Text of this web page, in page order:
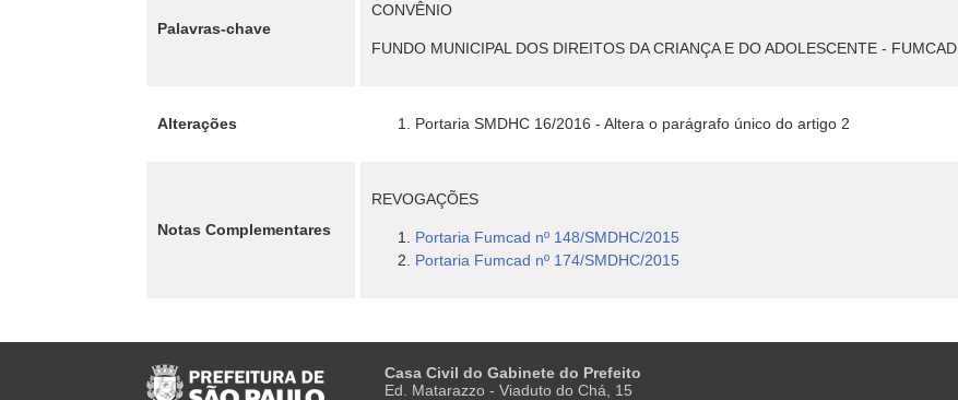
Palavras-chave
CONVÊNIO
FUNDO MUNICIPAL DOS DIREITOS DA CRIANÇA E DO ADOLESCENTE - FUMCAD
Alterações Portaria SMDHC 16/2016 - Altera o parágrafo único do artigo 2
Notas Complementares
REVOGAÇÕES
Portaria Fumcad nº 148/SMDHC/2015
Portaria Fumcad nº 174/SMDHC/2015
Casa Civil do Gabinete do Prefeito
Ed. Matarazzo - Viaduto do Chá, 15